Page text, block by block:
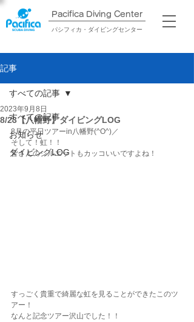
Pacifica Diving Center​
パシフィカ・ダイビングセンター
記事
すべての記事
お知らせ
ダイビングLOG
すべての記事
8/23【八幡野】ダイビングLOG
2023年9月8日
8月の平日ツアーin八幡野(^O^)／
そして！虹！！
皆さんのシルエットもカッコいいですよね！
すっごく貴重で綺麗な虹を見ることができたこのツ
アー！
なんと記念ツアー沢山でした！！